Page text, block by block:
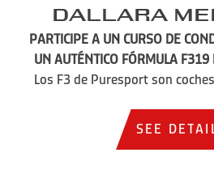
Dallara
PARTICIPE A UN CURSO DE
UN AUTÉNTICO FÓRMULA F319
Los F3 de Puresport son
SEE